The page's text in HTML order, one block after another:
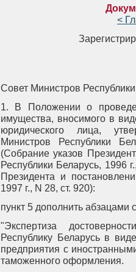
<
Совет Министров
1. В Положении о
имущества, вносимого в
юридического лица,
Министров Республики
(Собрание указов
Республики Беларусь, 1996
Президента и
1997 г., N 28, ст. 920):
пункт 5 дополнить
"Экспертиза
Республику Беларусь в
предприятия с
таможенного оформления.